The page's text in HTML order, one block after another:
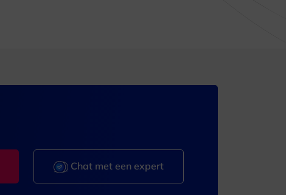
Chat met een expert